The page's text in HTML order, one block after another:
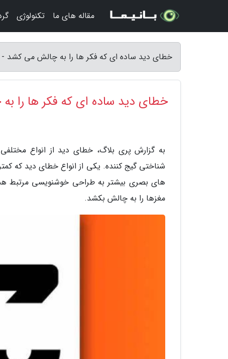
خطای دید ساده ای که فکر ها را به چالش می کشد -
خطای دید ساده ای که فکر ها را
به گزارش پری بلاگ، خطای دید از انواع
های بصری بیشتر به طراحی خوشنویسی مرتبط
مغزها را به چالش بکشد.
مقاله های ما تکنولوژی